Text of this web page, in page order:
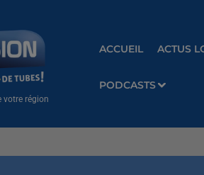
votre région
ACCUEIL ACTUS
PODCASTS